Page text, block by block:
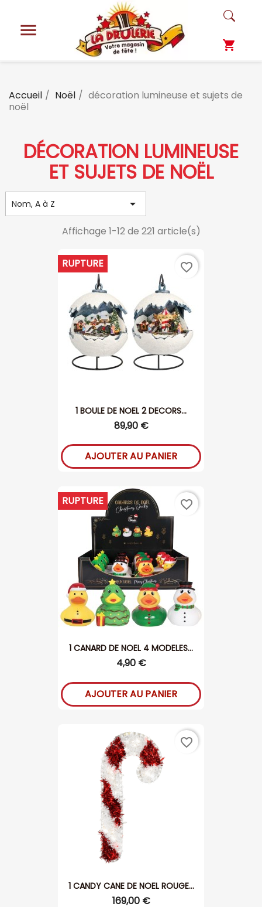

shopping_cart
Accueil Noël
décoration lumineuse et sujets de
noël
DÉCORATION LUMINEUSE
ET SUJETS DE NOËL
Nom, A à Z 
Affichage 1-12 de 221 article(s)
1 BOULE DE NOEL 2 DECORS...
89,90 €
RUPTURE
AJOUTER AU PANIER
favorite_border
1 CANARD DE NOEL 4 MODELES...
4,90 €
RUPTURE
AJOUTER AU PANIER
favorite_border
1 CANDY CANE DE NOEL ROUGE...
169,00 €
favorite_border